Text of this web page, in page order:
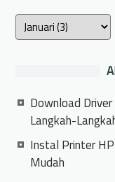
Download
Langkah-
Instal Printer
Mudah